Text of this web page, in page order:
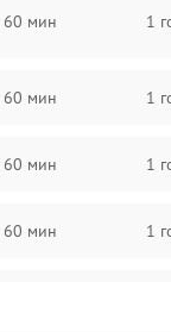
60 мин 1
60 мин 1
60 мин 1
60 мин 1